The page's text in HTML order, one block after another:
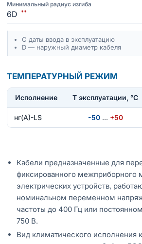
Минимальный радиус изгиба
6D **
С даты ввода в эксплуатацию
D — наружный диаметр кабеля
ТЕМПЕРАТУРНЫЙ РЕЖИМ
Исполнение T эксплуатации, °С
нг(А)-LS -50 … +50
Кабели предназначенные для
фиксированного межприборного
электрических устройств,
номинальном переменном
частоты до 400 Гц или
750 В.
Вид климатического исполнения